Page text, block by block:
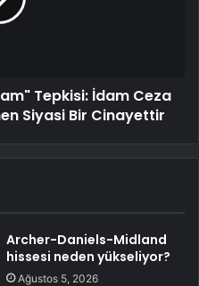
Tepkisi: İdam Ceza
Siyasi Bir Cinayettir
Archer-Daniels-Midland
hissesi neden yükseliyor?
Ağustos 5, 2026